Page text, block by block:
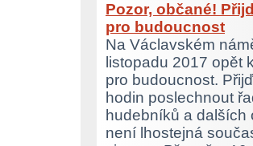
Pozor, občané!
pro budoucnost
Na Václavském
listopadu 2017 opět
pro budoucnost.
hodin poslechnout
hudebníků a dalších
není lhostejná